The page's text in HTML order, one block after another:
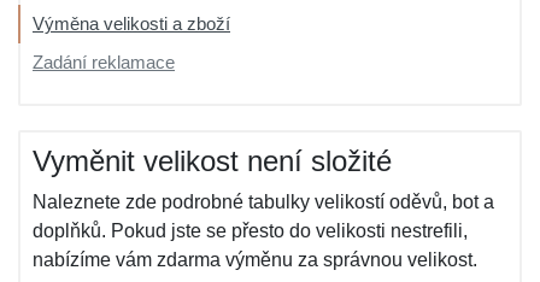
Výměna velikosti a zboží
Zadání reklamace
Vyměnit velikost není složité
Naleznete zde podrobné tabulky velikostí oděvů, bot a
doplňků. Pokud jste se přesto do velikosti nestrefili,
nabízíme vám zdarma výměnu za správnou velikost.